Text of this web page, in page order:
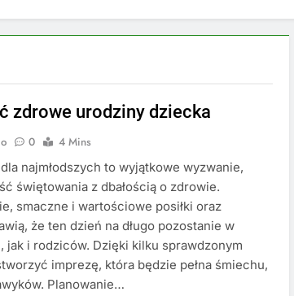
zdrowe urodziny dziecka
0
4 Mins
najmłodszych to wyjątkowe wyzwanie,
świętowania z dbałością o zdrowie.
smaczne i wartościowe posiłki oraz
że ten dzień na długo pozostanie w
jak i rodziców. Dzięki kilku sprawdzonym
imprezę, która będzie pełna śmiechu,
Planowanie…